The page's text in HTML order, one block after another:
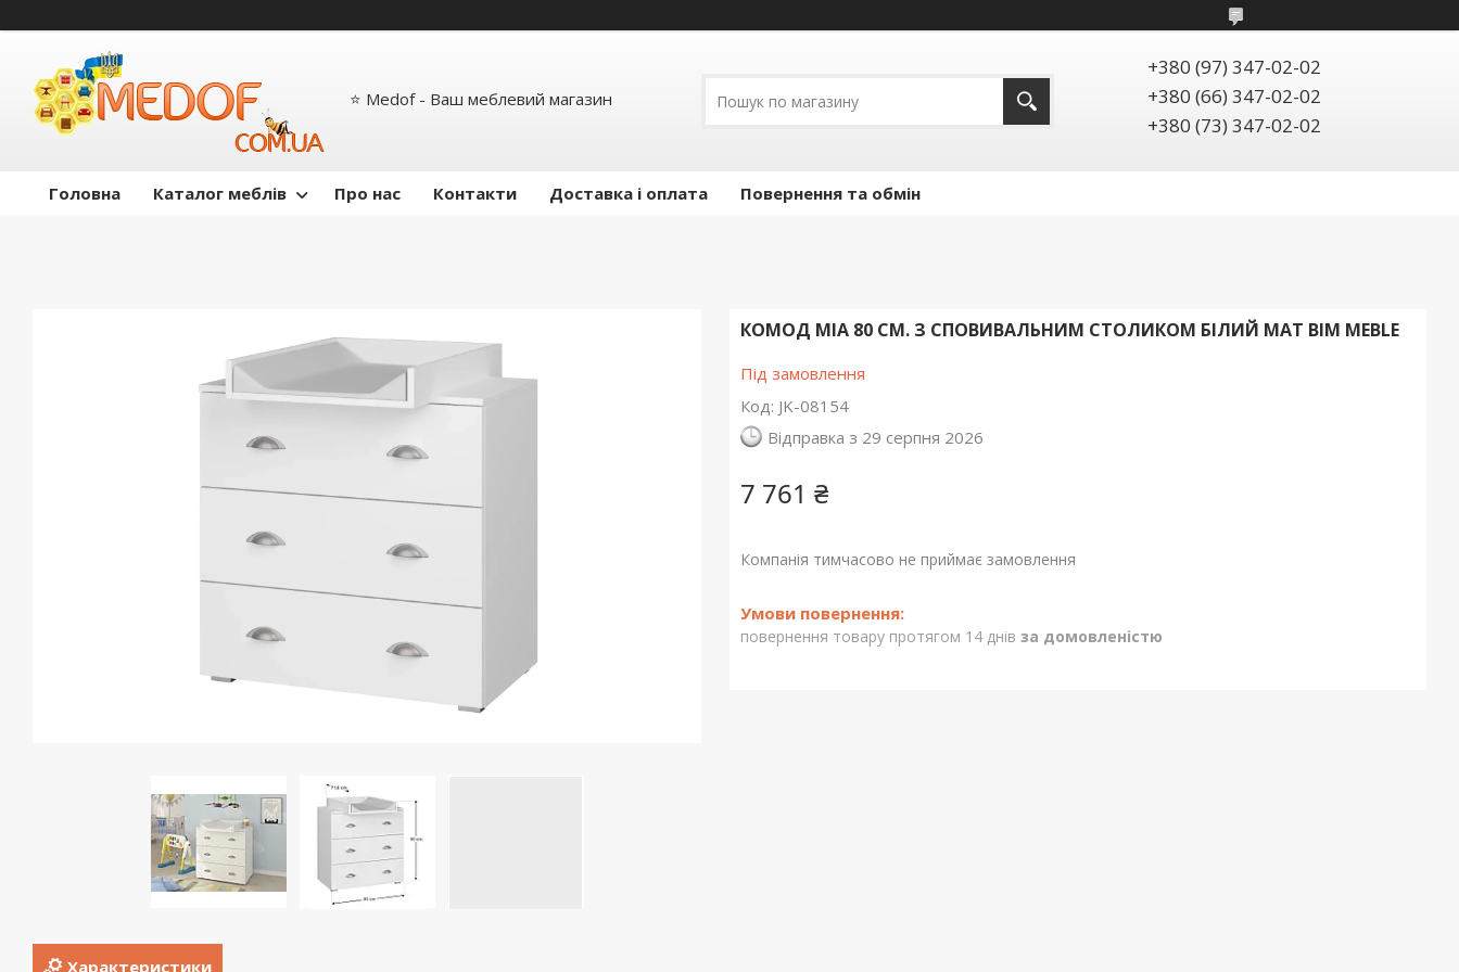
⭐ Medof - Ваш меблевий магазин
+380 (97) 347-02-02
+380 (66) 347-02-02
+380 (73) 347-02-02
Головна Каталог меблів Про нас Контакти Доставка і оплата Повернення та обмін
КОМОД MIA 80 СМ. З СПОВИВАЛЬНИМ СТОЛИКОМ БІЛИЙ МАТ BIM MEBLE
Під замовлення
Код: JK-08154
Відправка з 29 серпня 2026
7 761 ₴
Компанія тимчасово не приймає замовлення
повернення товару протягом 14 днів за домовленістю
Характеристики